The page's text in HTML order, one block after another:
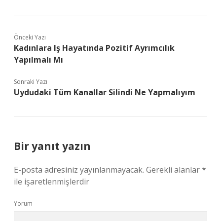
Önceki Yazı
Kadınlara Iş Hayatında Pozitif Ayrımcılık
Yapılmalı Mı
Sonraki Yazı
Uydudaki Tüm Kanallar Silindi Ne Yapmalıyım
Bir yanıt yazın
E-posta adresiniz yayınlanmayacak. Gerekli alanlar*
ile işaretlenmişlerdir
Yorum